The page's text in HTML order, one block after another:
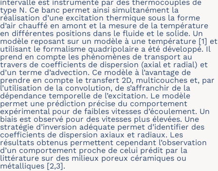
intervalle est instrumenté par des thermocouples de
type N. Ce banc permet ainsi simultanément la
réalisation d’une excitation thermique sous la forme
d’air chauffé en amont et la mesure de la température
en différentes positions dans le fluide et le solide. Un
modèle reposant sur un modèle à une température [1] et
utilisant le formalisme quadripolaire a été développé. Il
prend en compte les phénomènes de transport au
travers de coefficients de dispersion (axial et radial) et
d’un terme d’advection. Ce modèle à l’avantage de
prendre en compte le transfert 2D, multicouches et, par
l’utilisation de la convolution, de s’affranchir de la
dépendance temporelle de l’excitation. Le modèle
permet une prédiction précise du comportement
expérimental pour de faibles vitesses d’écoulement. Un
biais est observé pour des vitesses plus élevées. Une
stratégie d’inversion adéquate permet d’identifier des
coefficients de dispersion axiaux et radiaux. Les
résultats obtenus permettent cependant l’observation
d’un comportement proche de celui prédit par la
littérature sur des milieux poreux céramiques ou
métalliques [2,3].